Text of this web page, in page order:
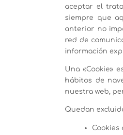
aceptar el
siempre que
anterior no
red de
información
Una «Cookie»
hábitos de
nuestra web,
Quedan
Cookies